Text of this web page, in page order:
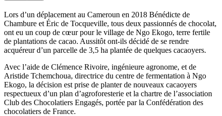
Lors d’un déplacement au Cameroun en 2018 Bénédicte de
Chambure et Éric de Tocqueville, tous deux passionnés de chocolat,
ont eu un coup de cœur pour le village de Ngo Ekogo, terre fertile
de plantations de cacao. Aussitôt ont-ils décidé de se rendre
acquéreur d’un parcelle de 3,5 ha plantée de quelques cacaoyers.
Avec l’aide de Clémence Rivoire, ingénieure agronome, et de
Aristide Tchemchoua, directrice du centre de fermentation à Ngo
Ekogo, la décision est prise de planter de nouveaux cacaoyers
respectueux d’un plan d’agroforesterie et la chartre de l’association
Club des Chocolatiers Engagés, portée par la Confédération des
chocolatiers de France.